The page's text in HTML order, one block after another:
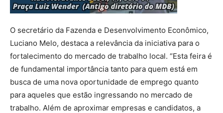
O secretário da Fazenda e Desenvolvimento Econômico,
Luciano Melo, destaca a relevância da iniciativa para o
fortalecimento do mercado de trabalho local. “Esta feira é
de fundamental importância tanto para quem está em
busca de uma nova oportunidade de emprego quanto
para aqueles que estão ingressando no mercado de
trabalho. Além de aproximar empresas e candidatos, a